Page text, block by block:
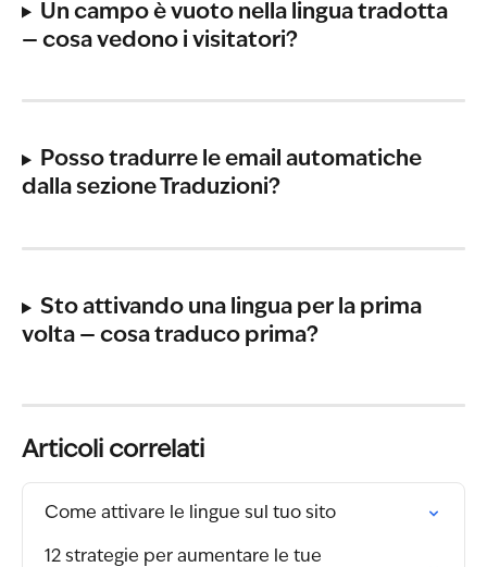
Un campo è vuoto nella lingua tradotta
— cosa vedono i visitatori?
Posso tradurre le email automatiche
dalla sezione Traduzioni?
Sto attivando una lingua per la prima
volta — cosa traduco prima?
Articoli correlati
Come attivare le lingue sul tuo sito
12 strategie per aumentare le tue